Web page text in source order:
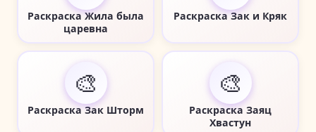
Раскраска Жила была
царевна
Раскраска Зак и Кряк
🎨
Раскраска Зак Шторм
🎨
Раскраска Заяц
Хвастун